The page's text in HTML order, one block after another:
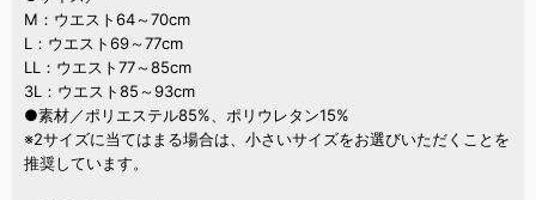
M：ウエスト64～70cm
L：ウエスト69～77cm
LL：ウエスト77～85cm
3L：ウエスト85～93cm
●素材／ポリエステル85%、ポリウレタン15%
※2サイズに当てはまる場合は、小さいサイズをお選びいただくことを
推奨しています。